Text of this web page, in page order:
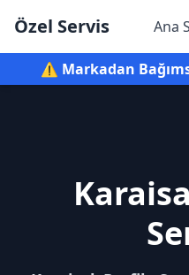
Özel Servis Ana
⚠️ Markadan